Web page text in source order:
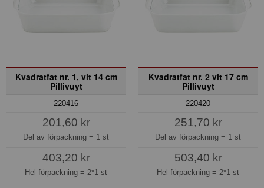
Kvadratfat nr. 1, vit 14 cm
Pillivuyt
220416
201,60 kr
Del av förpackning = 1 st
403,20 kr
Hel förpackning = 2*1 st
Kvadratfat nr. 2 vit 17 cm
Pillivuyt
220420
251,70 kr
Del av förpackning = 1 st
503,40 kr
Hel förpackning = 2*1 st